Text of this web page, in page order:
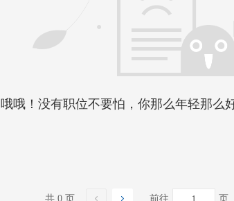
哦哦！没有职位不要怕，你那么年轻那么
共 0 页 前往 页